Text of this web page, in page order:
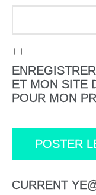
ET MON SITE
POUR MON
CURRENT